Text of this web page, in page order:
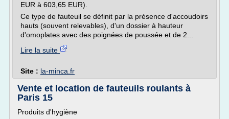
EUR à 603,65 EUR).
Ce type de fauteuil se définit par la présence d'accoudoirs
hauts (souvent relevables), d'un dossier à hauteur
d'omoplates avec des poignées de poussée et de 2...
Lire la suite
Site : la-minca.fr
Vente et location de fauteuils roulants à
Paris 15
Produits d'hygiène